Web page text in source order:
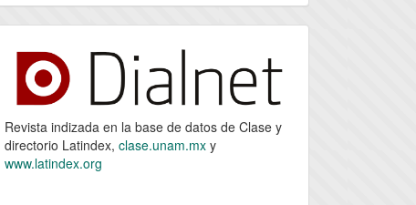
index
Revista indizada en la base de datos de Clase y
directorio Latindex, clase.unam.mx y
www.latindex.org